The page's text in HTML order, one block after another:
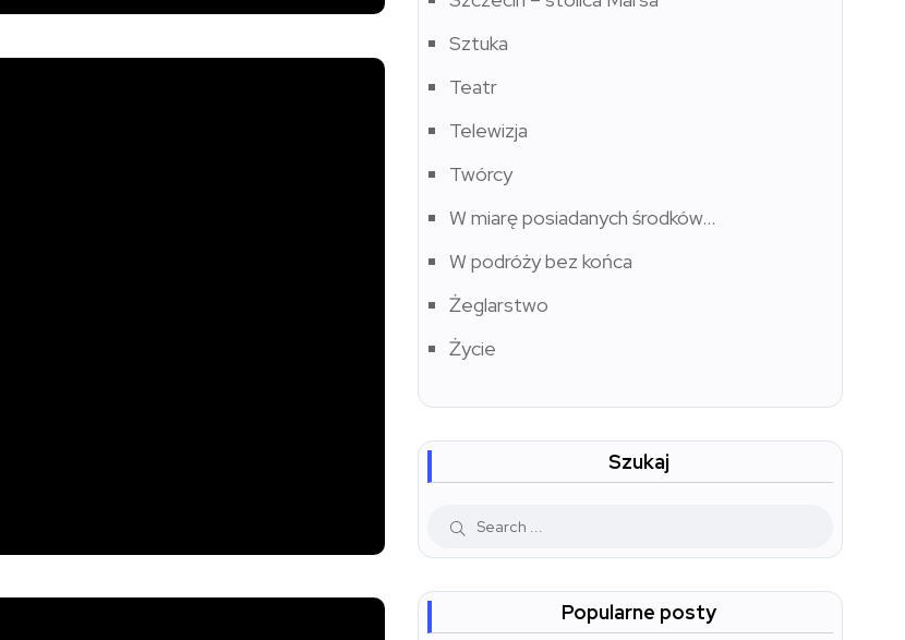
Sztuka
Teatr
Telewizja
Twórcy
W miarę posiadanych środków…
W podróży bez końca
Żeglarstwo
Życie
Szukaj
Popularne posty